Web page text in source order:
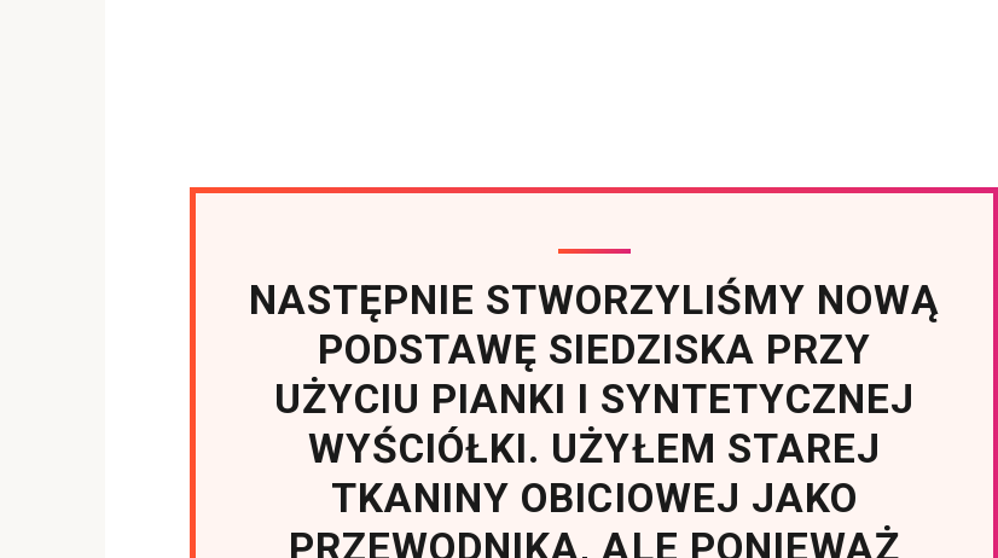
NASTĘPNIE STWORZYLIŚMY NOWĄ
PODSTAWĘ SIEDZISKA PRZY
UŻYCIU PIANKI I SYNTETYCZNEJ
WYŚCIÓŁKI. UŻYŁEM STAREJ
TKANINY OBICIOWEJ JAKO
PRZEWODNIKA, ALE PONIEWAŻ